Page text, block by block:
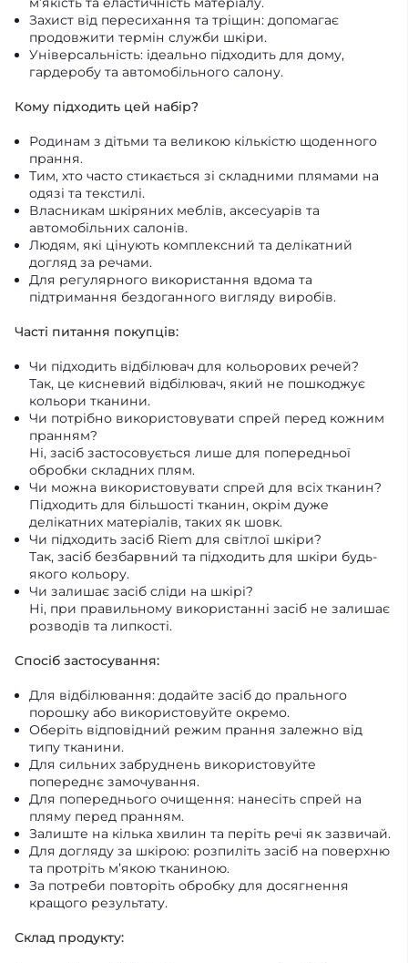
Захист від пересихання та тріщин: допомагає
продовжити термін служби шкіри.
Універсальність: ідеально підходить для дому,
гардеробу та автомобільного салону.
Кому підходить цей набір?
Родинам з дітьми та великою кількістю щоденного
прання.
Тим, хто часто стикається зі складними плямами на
одязі та текстилі.
Власникам шкіряних меблів, аксесуарів та
автомобільних салонів.
Людям, які цінують комплексний та делікатний
догляд за речами.
Для регулярного використання вдома та
підтримання бездоганного вигляду виробів.
Часті питання покупців:
Чи підходить відбілювач для кольорових речей?
Так, це кисневий відбілювач, який не пошкоджує
кольори тканини.
Чи потрібно використовувати спрей перед кожним
пранням?
Ні, засіб застосовується лише для попередньої
обробки складних плям.
Чи можна використовувати спрей для всіх тканин?
Підходить для більшості тканин, окрім дуже
делікатних матеріалів, таких як шовк.
Чи підходить засіб Riem для світлої шкіри?
Так, засіб безбарвний та підходить для шкіри будь-
якого кольору.
Чи залишає засіб сліди на шкірі?
Ні, при правильному використанні засіб не залишає
розводів та липкості.
Спосіб застосування:
Для відбілювання: додайте засіб до прального
порошку або використовуйте окремо.
Оберіть відповідний режим прання залежно від
типу тканини.
Для сильних забруднень використовуйте
попереднє замочування.
Для попереднього очищення: нанесіть спрей на
пляму перед пранням.
Залиште на кілька хвилин та періть речі як зазвичай.
Для догляду за шкірою: розпиліть засіб на поверхню
та протріть м’якою тканиною.
За потреби повторіть обробку для досягнення
кращого результату.
Склад продукту: